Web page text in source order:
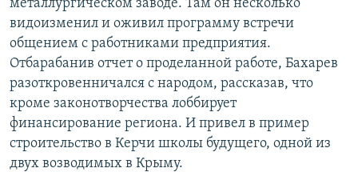
у
щ
и
й
с
л
а
й
щ
и
й
с
л
а
й
д
металлургическом заводе. Там он несколько
видоизменил и оживил программу встречи
общением с работниками предприятия.
Отбарабанив отчет о проделанной работе, Бахарев
разоткровенничался с народом, рассказав, что
кроме законотворчества лоббирует
финансирование региона. И привел в пример
строительство в Керчи школы будущего, одной из
двух возводимых в Крыму.